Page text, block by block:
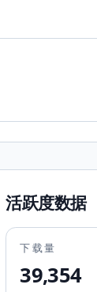
活跃度数据
下载量
39,354